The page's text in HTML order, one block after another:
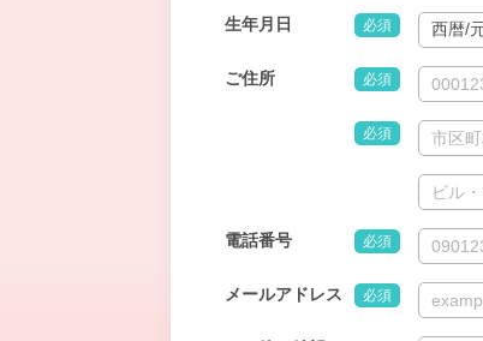
生年月日 必須
ご住所 必須
必須
電話番号 必須
メールアドレス 必須